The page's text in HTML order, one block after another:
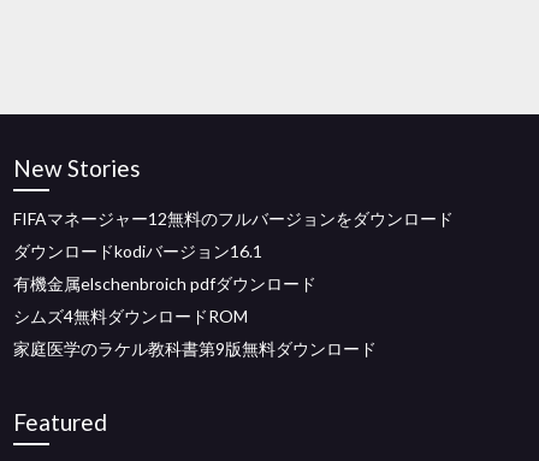
New Stories
FIFAマネージャー12無料のフルバージョンをダウンロード
ダウンロードkodiバージョン16.1
有機金属elschenbroich pdfダウンロード
シムズ4無料ダウンロードROM
家庭医学のラケル教科書第9版無料ダウンロード
Featured